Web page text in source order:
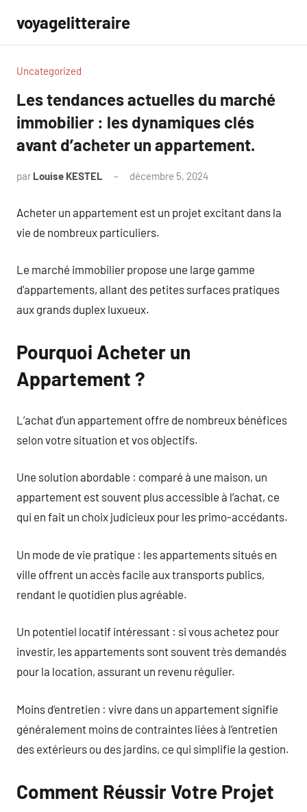
contenu
voyagelitteraire
Uncategorized
Les tendances actuelles du marché
immobilier : les dynamiques clés
avant d’acheter un appartement.
par Louise KESTEL décembre 5, 2024
Acheter un appartement est un projet excitant dans la
vie de nombreux particuliers.
Le marché immobilier propose une large gamme
d’appartements, allant des petites surfaces pratiques
aux grands duplex luxueux.
Pourquoi Acheter un
Appartement ?
L’achat d’un appartement offre de nombreux bénéfices
selon votre situation et vos objectifs.
Une solution abordable : comparé à une maison, un
appartement est souvent plus accessible à l’achat, ce
qui en fait un choix judicieux pour les primo-accédants.
Un mode de vie pratique : les appartements situés en
ville offrent un accès facile aux transports publics,
rendant le quotidien plus agréable.
Un potentiel locatif intéressant : si vous achetez pour
investir, les appartements sont souvent très demandés
pour la location, assurant un revenu régulier.
Moins d’entretien : vivre dans un appartement signifie
généralement moins de contraintes liées à l’entretien
des extérieurs ou des jardins, ce qui simplifie la gestion.
Comment Réussir Votre Projet